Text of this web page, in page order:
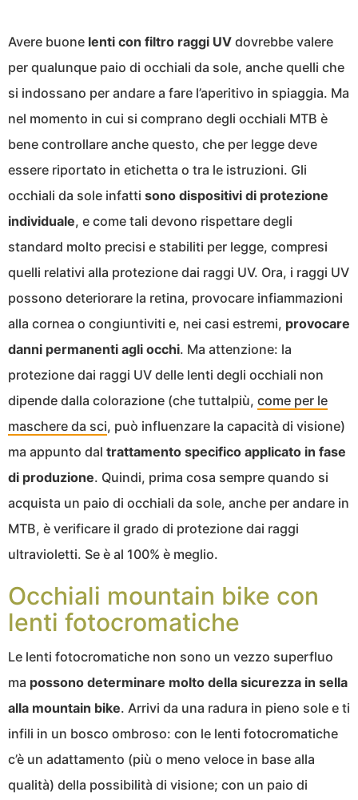
Avere buone lenti con filtro raggi UV dovrebbe valere
per qualunque paio di occhiali da sole, anche quelli che
si indossano per andare a fare l’aperitivo in spiaggia. Ma
nel momento in cui si comprano degli occhiali MTB è
bene controllare anche questo, che per legge deve
essere riportato in etichetta o tra le istruzioni. Gli
occhiali da sole infatti sono dispositivi di protezione
individuale, e come tali devono rispettare degli
standard molto precisi e stabiliti per legge, compresi
quelli relativi alla protezione dai raggi UV. Ora, i raggi UV
possono deteriorare la retina, provocare infiammazioni
alla cornea o congiuntiviti e, nei casi estremi, provocare
danni permanenti agli occhi. Ma attenzione: la
protezione dai raggi UV delle lenti degli occhiali non
dipende dalla colorazione (che tuttalpiù, come per le
maschere da sci, può influenzare la capacità di visione)
ma appunto dal trattamento specifico applicato in fase
di produzione. Quindi, prima cosa sempre quando si
acquista un paio di occhiali da sole, anche per andare in
MTB, è verificare il grado di protezione dai raggi
ultravioletti. Se è al 100% è meglio.
Occhiali mountain bike con
lenti fotocromatiche
Le lenti fotocromatiche non sono un vezzo superfluo
ma possono determinare molto della sicurezza in sella
alla mountain bike. Arrivi da una radura in pieno sole e ti
infili in un bosco ombroso: con le lenti fotocromatiche
c’è un adattamento (più o meno veloce in base alla
qualità) della possibilità di visione; con un paio di